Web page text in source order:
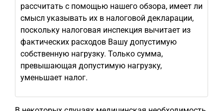
рассчитать с помощью нашего обзора, имеет ли
смысл указывать их в налоговой декларации,
поскольку налоговая инспекция вычитает из
фактических расходов Вашу допустимую
собственную нагрузку. Только сумма,
превышающая допустимую нагрузку,
уменьшает налог.